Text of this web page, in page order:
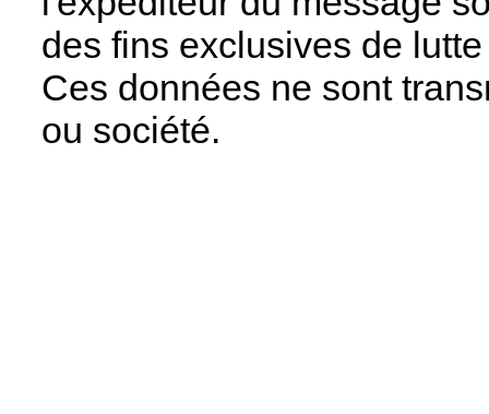
des fins exclusives de
Ces données ne sont
ou société.